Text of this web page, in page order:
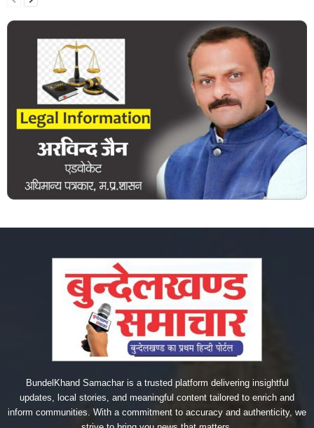
BundelKhand Samachar is a trusted platform delivering insightful
updates, local stories, and meaningful content tailored to enrich and
inform communities. With a commitment to accuracy and authenticity, we